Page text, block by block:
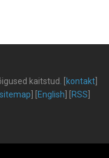
kaitstud kontakt
sitemap English RSS